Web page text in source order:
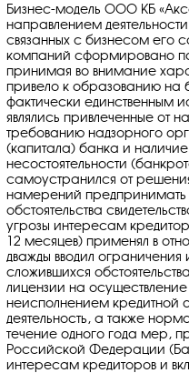
Бизнес-модель ООО КБ
направлением
связанных с бизнесом его
компаний сформировано
принимая во внимание
привело к образованию на
фактически единственным
являлись привлеченные от
требованию надзорного
(капитала) банка и
несостоятельности
самоустранился от
намерений предпринимать
обстоятельства
угрозы интересам
12 месяцев) применял в
дважды вводил
сложившихся
лицензии на
неисполнением кредитной
деятельность, а также
течение одного года мер,
Российской Федерации
интересам кредиторов и